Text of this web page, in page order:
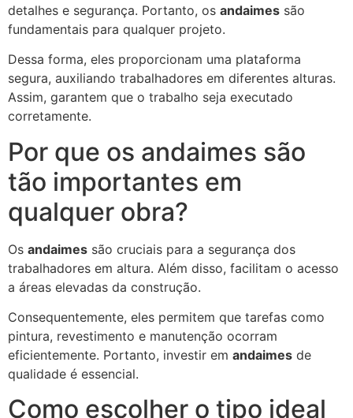
detalhes e segurança. Portanto, os andaimes são
fundamentais para qualquer projeto.
Dessa forma, eles proporcionam uma plataforma
segura, auxiliando trabalhadores em diferentes alturas.
Assim, garantem que o trabalho seja executado
corretamente.
Por que os andaimes são
tão importantes em
qualquer obra?
Os andaimes são cruciais para a segurança dos
trabalhadores em altura. Além disso, facilitam o acesso
a áreas elevadas da construção.
Consequentemente, eles permitem que tarefas como
pintura, revestimento e manutenção ocorram
eficientemente. Portanto, investir em andaimes de
qualidade é essencial.
Como escolher o tipo ideal